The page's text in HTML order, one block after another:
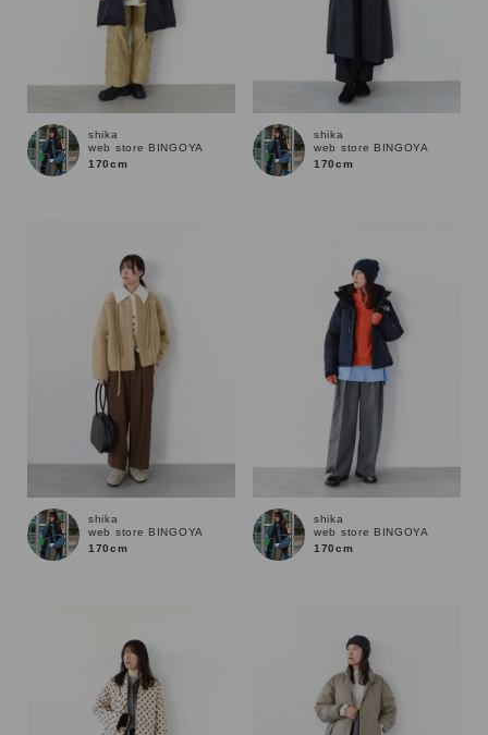
shika
web store BINGOYA
170cm
shika
web store BINGOYA
170cm
shika
web store BINGOYA
170cm
shika
web store BINGOYA
170cm